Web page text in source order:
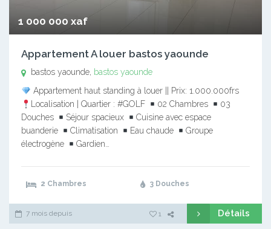
1 000 000 xaf
Appartement A louer bastos yaounde
bastos yaounde, bastos yaounde
Appartement haut standing à louer || Prix: 1.000.000frs
Localisation | Quartier : #GOLF
02 Chambres
03
Douches
Séjour spacieux
Cuisine avec espace
buanderie
Climatisation Eau chaude
Groupe
électrogène
Gardien…
2 Chambres 3 Douches
7 mois depuis 1 Détails